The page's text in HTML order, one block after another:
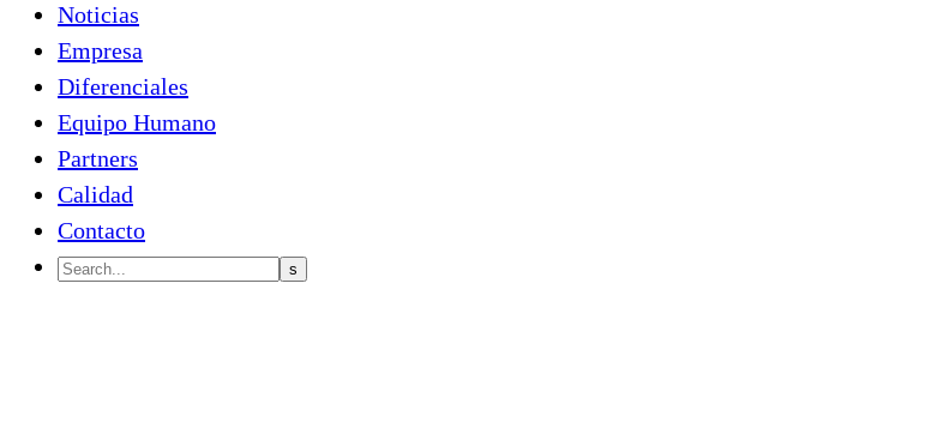
Noticias
Empresa
Diferenciales
Equipo Humano
Partners
Calidad
Contacto